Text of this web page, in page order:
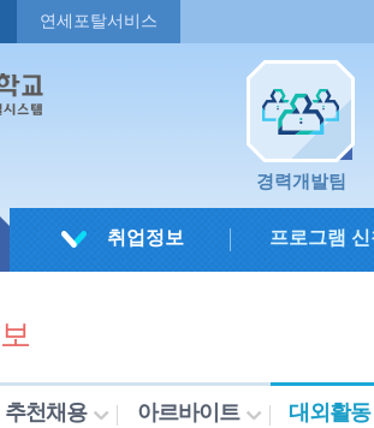
연세포탈서비스
경력개발팀
취업정보 프로그램
추천채용 아르바이트 대외활동